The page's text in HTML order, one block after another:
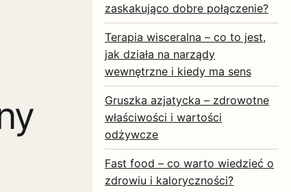
zaskakująco dobre połączenie?
Terapia wisceralna – co to jest,
jak działa na narządy
wewnętrzne i kiedy ma sens
Gruszka azjatycka – zdrowotne
właściwości i wartości
odżywcze
Fast food – co warto wiedzieć o
zdrowiu i kaloryczności?